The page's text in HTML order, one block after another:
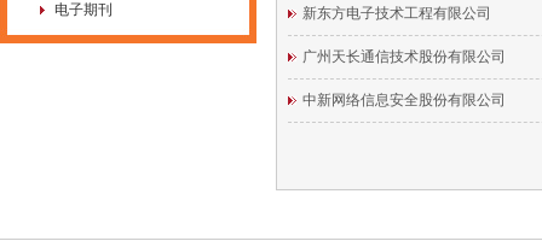
电子期刊 新东方电子技术工程有限公司
广州天长通信技术股份有限公司
中新网络信息安全股份有限公司